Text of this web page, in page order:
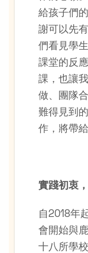
給孩子們
謝可以先
們看見學
課堂的反
課，也讓
做、團隊
難得見到
作，將帶
實踐初衷
自2018年
會開始與
十八所學